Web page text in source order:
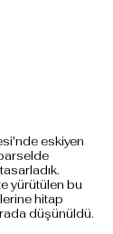
eskiyen
yürütülen bu
hitap
düşünüldü.